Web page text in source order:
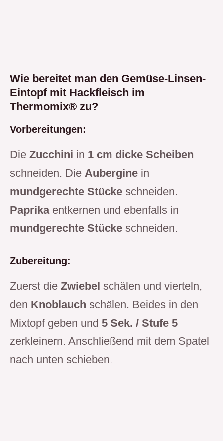
Wie bereitet man den Gemüse-Linsen-
Eintopf mit Hackfleisch im
Thermomix® zu?
Vorbereitungen:
Die Zucchini in 1 cm dicke Scheiben
schneiden. Die Aubergine in
mundgerechte Stücke schneiden.
Paprikaentkernen und ebenfalls in
mundgerechte Stücke schneiden.
Zubereitung:
Zuerst die Zwiebel schälen und vierteln,
den Knoblauch schälen. Beides in den
Mixtopf geben und 5 Sek. / Stufe 5
zerkleinern. Anschließend mit dem Spatel
nach unten schieben.